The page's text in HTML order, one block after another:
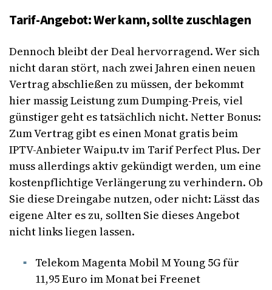
Tarif-Angebot: Wer kann, sollte zuschlagen
Dennoch bleibt der Deal hervorragend. Wer sich
nicht daran stört, nach zwei Jahren einen neuen
Vertrag abschließen zu müssen, der bekommt
hier massig Leistung zum Dumping-Preis, viel
günstiger geht es tatsächlich nicht. Netter Bonus:
Zum Vertrag gibt es einen Monat gratis beim
IPTV-Anbieter Waipu.tv im Tarif Perfect Plus. Der
muss allerdings aktiv gekündigt werden, um eine
kostenpflichtige Verlängerung zu verhindern. Ob
Sie diese Dreingabe nutzen, oder nicht: Lässt das
eigene Alter es zu, sollten Sie dieses Angebot
nicht links liegen lassen.
Telekom Magenta Mobil M Young 5G für
11,95 Euro im Monat bei Freenet